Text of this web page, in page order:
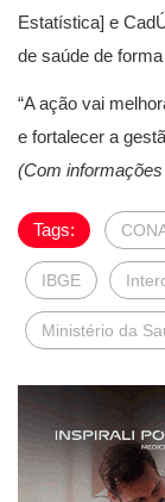
Estatística] e
de saúde de
“A ação vai
e fortalecer a
(Com
Tags:
IBGE
Ministério da